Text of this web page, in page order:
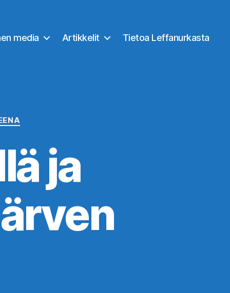
media Artikkelit Tietoa Leffanurkasta
ja